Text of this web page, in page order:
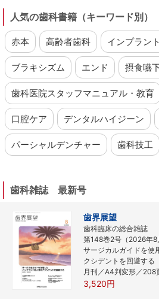
人気の歯科書籍（キーワード別）
赤本 高齢者歯科 インプラント
ブラキシズム エンド 摂食嚥
歯科医院スタッフマニュアル・教育
口腔ケア デンタルハイジーン
パーシャルデンチャー 歯科技工
歯科雑誌 最新号
歯界展望
歯科臨床の総合雑誌
第148巻2号（2026年8
サージカルガイドを使
クシデントを回避する
月刊／A4判変形／208
3,520円